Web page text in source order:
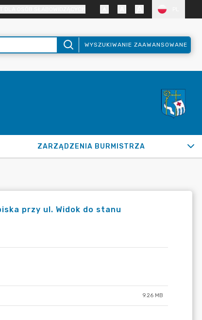
WYSZUKIWANIE ZAAWANSOWANE
ZARZĄDZENIA BURMISTRZA
przy ul. Widok do stanu
9.26 MB